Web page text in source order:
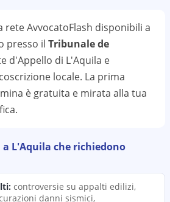
rete AvvocatoFlash disponibili a
presso il Tribunale de
d'Appello di L'Aquila e
locale. La prima
è gratuita e mirata alla tua
a L'Aquila che richiedono
: controversie su appalti edilizi,
danni sismici,